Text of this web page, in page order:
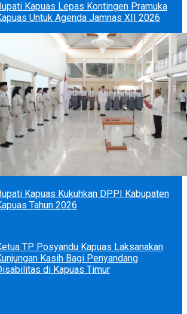
Kapuas Lepas Kontingen Pramuka
Untuk Agenda Jamnas XII 2026
Kapuas Kukuhkan DPPI Kabupaten
Tahun 2026
TP Posyandu Kapuas Laksanakan
Kasih Bagi Penyandang
di Kapuas Timur